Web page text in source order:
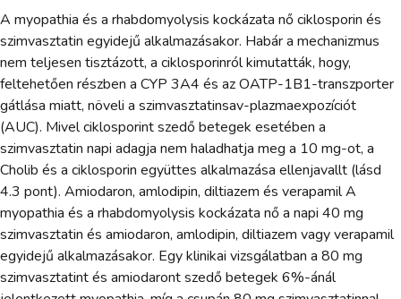
A myopathia és a rhabdomyolysis kockázata nő ciklosporin és
szimvasztatin egyidejű alkalmazásakor. Habár a mechanizmus
nem teljesen tisztázott, a ciklosporinról kimutatták, hogy,
feltehetően részben a CYP 3A4 és az OATP-1B1-transzporter
gátlása miatt, növeli a szimvasztatinsav-plazmaexpozíciót
(AUC). Mivel ciklosporint szedő betegek esetében a
szimvasztatin napi adagja nem haladhatja meg a 10 mg-ot, a
Cholib és a ciklosporin együttes alkalmazása ellenjavallt (lásd
4.3 pont). Amiodaron, amlodipin, diltiazem és verapamil A
myopathia és a rhabdomyolysis kockázata nő a napi 40 mg
szimvasztatin és amiodaron, amlodipin, diltiazem vagy verapamil
egyidejű alkalmazásakor. Egy klinikai vizsgálatban a 80 mg
szimvasztatint és amiodaront szedő betegek 6%-ánál